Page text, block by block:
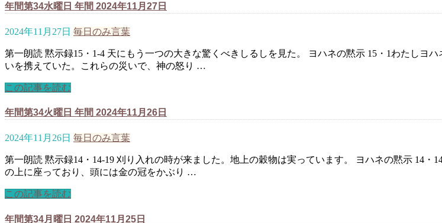
年間第34水曜日 年間 2024年11月27日
2024年11月27日 毎日のみ言葉
第一朗読 黙示録15・1-4 天にもう一つの大きな驚くべきしるしを見た。 ヨハネの黙示 15・1わたしヨ
いを携えていた。これらの災いで、神の怒り …
この記事を読む
年間第34火曜日 年間 2024年11月26日
2024年11月26日 毎日のみ言葉
第一朗読 黙示録14・14-19 刈り入れの時が来ました。地上の穀物は実っています。 ヨハネの黙示 14
の上に座っており、頭には金の冠をかぶり …
この記事を読む
年間第34月曜日 2024年11月25日